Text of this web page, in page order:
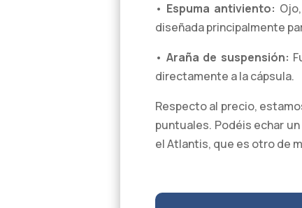
• Espuma antiviento:
diseñada principalmente
• Araña de suspensión:
directamente a la cápsula.
Respecto al precio,
puntuales. Podéis echar
el Atlantis, que es otro de